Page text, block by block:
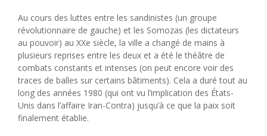
Au cours des luttes entre les sandinistes (un groupe
révolutionnaire de gauche) et les Somozas (les dictateurs
au pouvoir) au XXe siècle, la ville a changé de mains à
plusieurs reprises entre les deux et a été le théâtre de
combats constants et intenses (on peut encore voir des
traces de balles sur certains bâtiments). Cela a duré tout au
long des années 1980 (qui ont vu l’implication des États-
Unis dans l’affaire Iran-Contra) jusqu’à ce que la paix soit
finalement établie.